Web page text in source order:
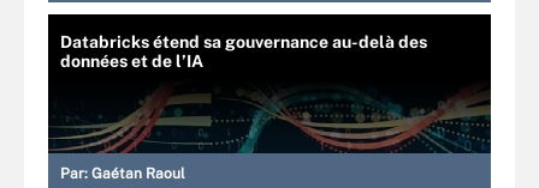
Databricks étend sa gouvernance au-delà des
données et de l’IA
Par: Gaétan Raoul